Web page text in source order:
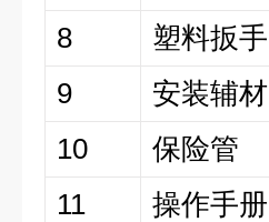
8
塑料扳手
9
安装辅材
10
保险管
11
操作手册